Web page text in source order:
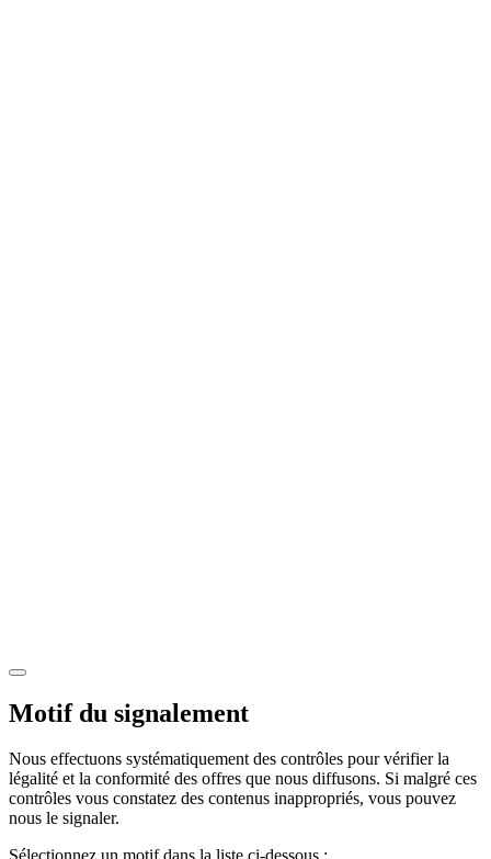
Motif du signalement
Nous effectuons systématiquement des contrôles pour vérifier la
légalité et la conformité des offres que nous diffusons. Si malgré ces
contrôles vous constatez des contenus inappropriés, vous pouvez
nous le signaler.